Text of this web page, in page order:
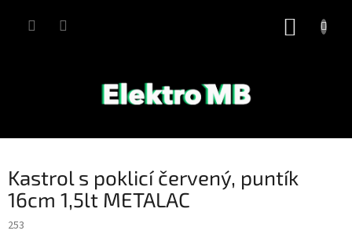
Kastrol s poklicí červený, puntík
16cm 1,5lt METALAC
253